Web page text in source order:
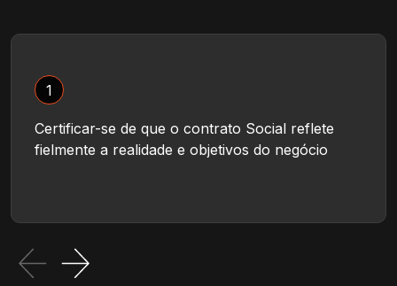
1
Certificar-se de que o contrato Social reflete
fielmente a realidade e objetivos do negócio